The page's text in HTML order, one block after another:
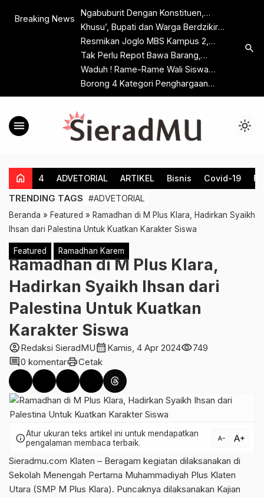
Breaking News
Ngabuburit Dengan Konstituen,
Kadarwati DPRD Jateng Suguhkan
Kesenian Wayang Dakwah
Khusu’, Bupati dan Warga Berdzikir ,
Berdoa Untuk Kemajuan Klaten
Resmikan Joglo MBS Kampus 2,
Profesor Syamsul Anwar Berharap
Dari Ponpes Ini Lahir Kader
Persyarikatan Yang Paham Tentang
Islam
Tak Perlu Repot Bawa Barang,
Pelanggan KA Dapat Memanfaatkan
Layanan e-Porter
Waduh ! Rame-Rame Wali Siswa
MAN 3 Klaten Kompak Minta Kepala
Madrasah Diganti
Borong 4 Kategori Penghargaan
Klaten Awards, Kades Sidowayah
Ajak Warganya Terus Berinovasi
Untuk Kemajuan Desa
search
menu light_mode
home 4 ADVETORIAL ARTIKEL Bisnis Covid-19
TRENDING TAGS #ADVETORIAL
Beranda » Featured » Ramadhan di M Plus Klara, Hadirkan Syaikh
Ihsan dari Palestina Untuk Kuatkan Karakter Siswa
Featured Ramadhan Karem
Ramadhan di M Plus Klara,
Hadirkan Syaikh Ihsan dari
Palestina Untuk Kuatkan
Karakter Siswa
account_circleRedaksi SieradMUcalendar_month Kamis, 4 Apr 2024visibility749
comment0 komentarprintCetak
infoAtur ukuran teks artikel ini untuk mendapatkan
pengalaman membaca terbaik.
text_decrease text_increase
Sieradmu.com Klaten – Beragam kegiatan dilaksanakan di
Sekolah Menengah Pertama Muhammadiyah Plus Klaten
Utara (SMP M Plus Klara). Puncaknya dilaksanakan Kajian